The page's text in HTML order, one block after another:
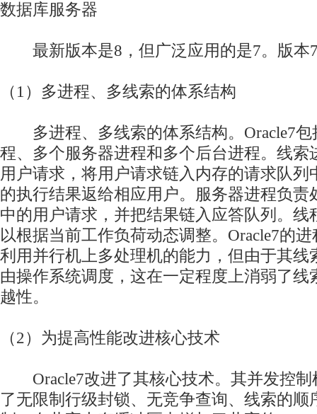
数据库服务器
最新版本是8，但广泛应用的是7。版本
（1）多进程、多线索的体系结构
多进程、多线索的体系结构。Oracle7包
程、多个服务器进程和多个后台进程。线索
用户请求，将用户请求链入内存的请求队列
的执行结果返给相应用户。服务器进程负责
中的用户请求，并把结果链入应答队列。线
以根据当前工作负荷动态调整。Oracle7的
利用并行机上多处理机的能力，但由于其线
由操作系统调度，这在一定程度上消弱了线
越性。
（2）为提高性能改进核心技术
Oracle7改进了其核心技术。其并发控制
了无限制行级封锁、无竞争查询、线索的顺